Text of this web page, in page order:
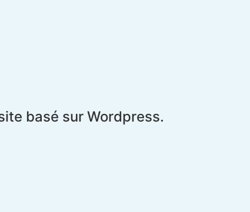
basé sur Wordpress.